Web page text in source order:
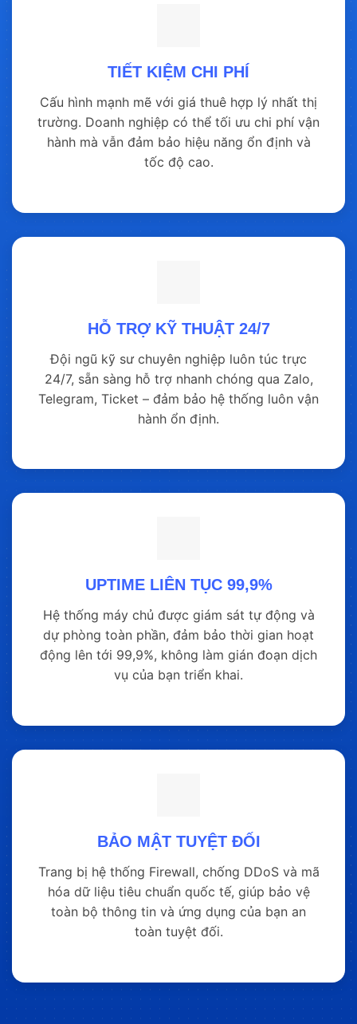
TIẾT KIỆM CHI PHÍ
Cấu hình mạnh mẽ với giá thuê hợp lý nhất thị
trường. Doanh nghiệp có thể tối ưu chi phí vận
hành mà vẫn đảm bảo hiệu năng ổn định và
tốc độ cao.
HỖ TRỢ KỸ THUẬT 24/7
Đội ngũ kỹ sư chuyên nghiệp luôn túc trực
24/7, sẵn sàng hỗ trợ nhanh chóng qua Zalo,
Telegram, Ticket – đảm bảo hệ thống luôn vận
hành ổn định.
UPTIME LIÊN TỤC 99,9%
Hệ thống máy chủ được giám sát tự động và
dự phòng toàn phần, đảm bảo thời gian hoạt
động lên tới 99,9%, không làm gián đoạn dịch
vụ của bạn triển khai.
BẢO MẬT TUYỆT ĐỐI
Trang bị hệ thống Firewall, chống DDoS và mã
hóa dữ liệu tiêu chuẩn quốc tế, giúp bảo vệ
toàn bộ thông tin và ứng dụng của bạn an
toàn tuyệt đối.